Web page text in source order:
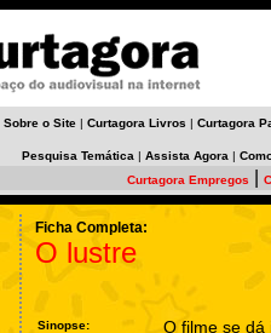
Sobre o Site | Curtagora Livros | Curtagora
Pesquisa Temática | Assista Agora |
Curtagora Empregos
Ficha Completa:
O lustre
Sinopse:
O filme se dá